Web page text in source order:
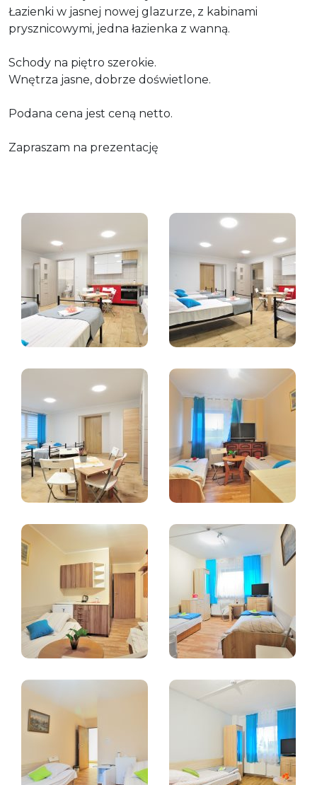
Łazienki w jasnej nowej glazurze, z kabinami
prysznicowymi, jedna łazienka z wanną.
Schody na piętro szerokie.
Wnętrza jasne, dobrze doświetlone.
Podana cena jest ceną netto.
Zapraszam na prezentację